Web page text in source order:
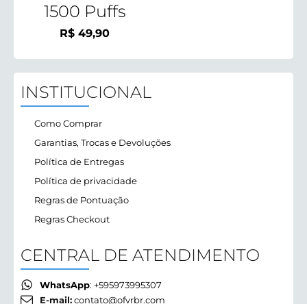
1500 Puffs
R$49,90
INSTITUCIONAL
Como Comprar
Garantias, Trocas e Devoluções
Política de Entregas
Política de privacidade
Regras de Pontuação
Regras Checkout
CENTRAL DE ATENDIMENTO
WhatsApp: +595973995307
E-mail:contato@ofvrbr.com